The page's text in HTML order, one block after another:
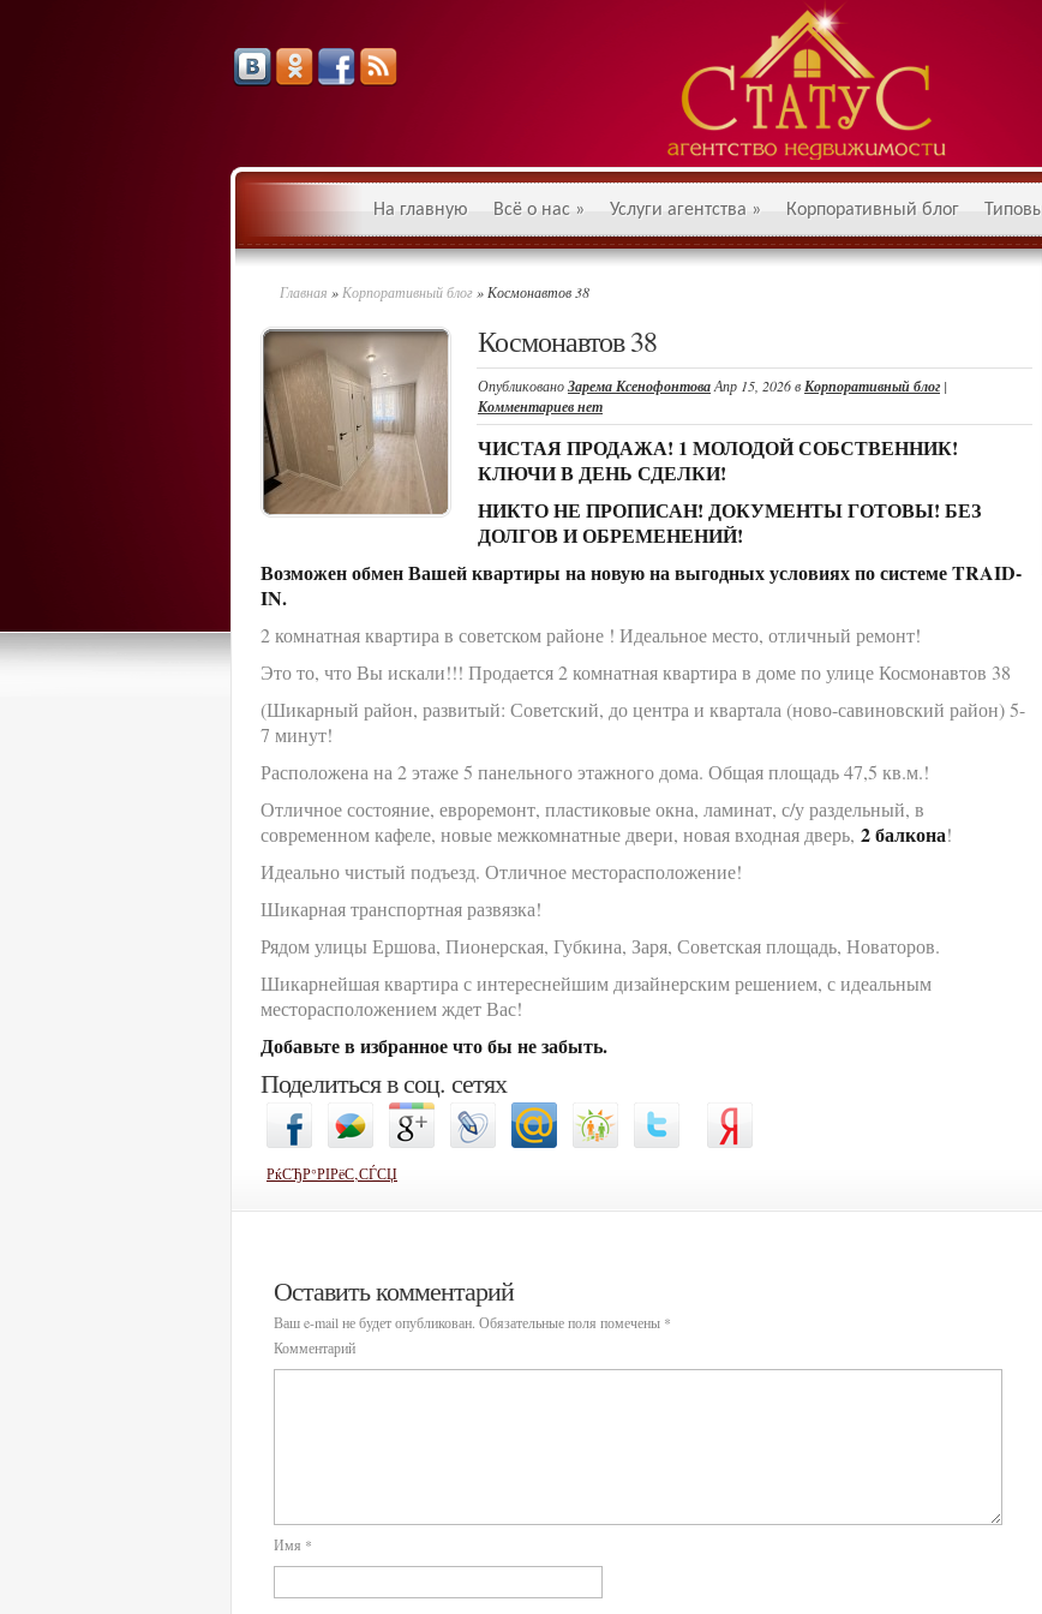
На главную Всё о нас » Услуги агентства » Корпоративный блог
Главная » Корпоративный блог » Космонавтов 38
Космонавтов 38
ОпубликованоЗарема КсенофонтоваАпр 15, 2026 вКорпоративный блог |
Комментариев нет
ЧИСТАЯ ПРОДАЖА! 1 МОЛОДОЙ СОБСТВЕННИК!
КЛЮЧИ В ДЕНЬ СДЕЛКИ!
НИКТО НЕ ПРОПИСАН! ДОКУМЕНТЫ ГОТОВЫ! БЕЗ
ДОЛГОВ И ОБРЕМЕНЕНИЙ!
Возможен обмен Вашей квартиры на новую на выгодных условиях по системе TRAID-
IN.
2 комнатная квартира в советском районе ! Идеальное место, отличный ремонт!
Это то, что Вы искали!!! Продается 2 комнатная квартира в доме по улице Космонавтов 38
(Шикарный район, развитый: Советский, до центра и квартала (ново-савиновский район) 5-
7 минут!
Расположена на 2 этаже 5 панельного этажного дома. Общая площадь 47,5 кв.м.!
Отличное состояние, евроремонт, пластиковые окна, ламинат, с/у раздельный, в
современном кафеле, новые межкомнатные двери, новая входная дверь, 2 балкона!
Идеально чистый подъезд. Отличное месторасположение!
Шикарная транспортная развязка!
Рядом улицы Ершова, Пионерская, Губкина, Заря, Советская площадь, Новаторов.
Шикарнейшая квартира с интереснейшим дизайнерским решением, с идеальным
месторасположением ждет Вас!
Добавьте в избранное что бы не забыть.
Поделиться в соц. сетях
РќСЂР°РІРёС‚СЃСЏ
Оставить комментарий
Ваш e-mail не будет опубликован. Обязательные поля помечены *
Комментарий
Имя *